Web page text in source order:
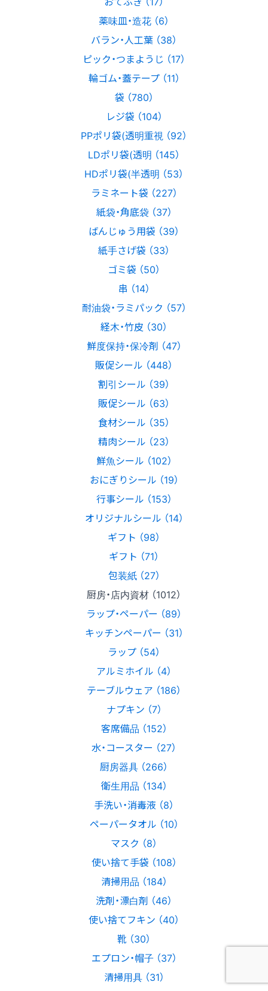
薬味皿・造花 （6）
バラン・人工葉 （38）
ピック・つまようじ （17）
輪ゴム・蓋テープ （11）
袋 （780）
レジ袋 （104）
PPポリ袋(透明重視 （92）
LDポリ袋(透明 （145）
HDポリ袋(半透明 （53）
ラミネート袋 （227）
紙袋・角底袋 （37）
ばんじゅう用袋 （39）
紙手さげ袋 （33）
ゴミ袋 （50）
串 （14）
耐油袋・ラミパック （57）
経木・竹皮 （30）
鮮度保持・保冷剤 （47）
販促シール （448）
割引シール （39）
販促シール （63）
食材シール （35）
精肉シール （23）
鮮魚シール （102）
おにぎりシール （19）
行事シール （153）
オリジナルシール （14）
ギフト （98）
ギフト （71）
包装紙 （27）
厨房・店内資材 （1012）
ラップ・ペーパー （89）
キッチンペーパー （31）
ラップ （54）
アルミホイル （4）
テーブルウェア （186）
ナプキン （7）
客席備品 （152）
水・コースター （27）
厨房器具 （266）
衛生用品 （134）
手洗い・消毒液 （8）
ペーパータオル （10）
マスク （8）
使い捨て手袋 （108）
清掃用品 （184）
洗剤・漂白剤 （46）
使い捨てフキン （40）
靴 （30）
エプロン・帽子 （37）
清掃用具 （31）